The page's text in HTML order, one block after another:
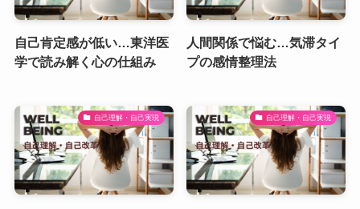
自己肯定感が低い…東洋医
学で読み解く心の仕組み
人間関係で悩む…気滞タイ
プの感情整理法
自己理解・自己実現 自己理解・自己実現